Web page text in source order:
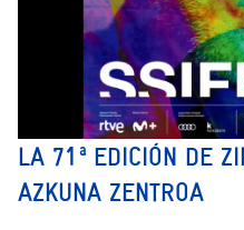
LA 71ª EDICIÓN DE
AZKUNA ZENTROA